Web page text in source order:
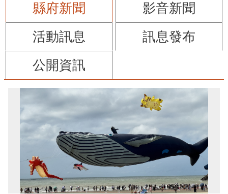
縣府新聞
影音新聞
活動訊息
訊息發布
公開資訊